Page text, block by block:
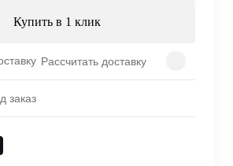
Купить в 1 клик
Рассчитать доставку
заказ